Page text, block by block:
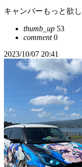
キャンバーもっと欲
thumb_up 53
comment0
2023/10/07 20:41